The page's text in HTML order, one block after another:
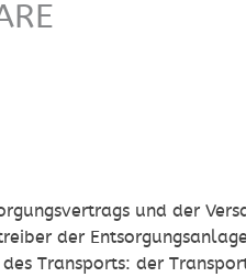
und der
der Entsorgungsanlage
Transports: der